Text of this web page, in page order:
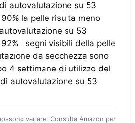
autovalutazione su 53
la pelle risulta meno
su 53
i segni visibili della pelle
da secchezza sono
4 settimane di utilizzo del
autovalutazione su 53
variare. Consulta Amazon per